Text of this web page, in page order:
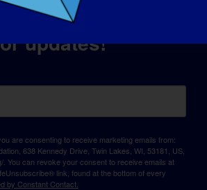
updates!
are consenting to receive marketing emails from:
638 Kennedy Drive, Twin Lakes, WI, 53181, US,
. You can revoke your consent to receive emails at
link, found at the bottom of every
by Constant Contact.